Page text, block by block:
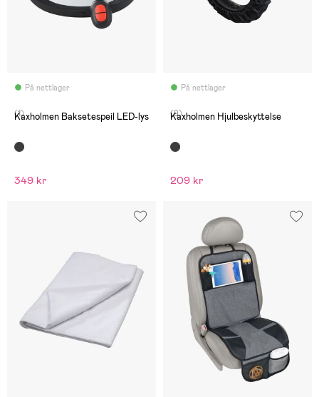
På nettlager
(1)
Kaxholmen Baksetespeil LED-lys
349 kr
På nettlager
(9)
Kaxholmen Hjulbeskyttelse
209 kr